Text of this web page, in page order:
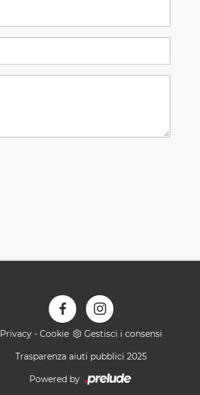
Privacy - Cookie Gestisci i consensi
Trasparenza aiuti pubblici 2025
Powered by